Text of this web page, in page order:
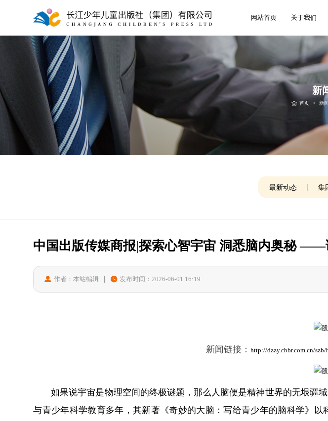
网站首页 关于我们
新
首页 > 新
最新动态 集
中国出版传媒商报|探索心智宇宙 洞悉脑内奥秘 ——
作者：本站编辑 发布时间：2026-06-01 16:19
新闻链接： http://dzzy.cbbr.com.cn/
如果说宇宙是物理空间的终极谜题，那么人脑便是精神世界的无垠疆
与青少年科学教育多年，其新著《奇妙的大脑：写给青少年的脑科学》